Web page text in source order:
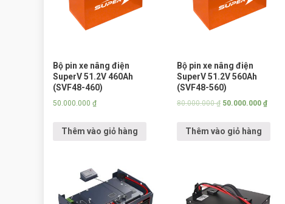
Bộ pin xe nâng điện
SuperV 51.2V 460Ah
(SVF48-460)
50.000.000 ₫
Thêm vào giỏ hàng
Bộ pin xe nâng điện
SuperV 51.2V 560Ah
(SVF48-560)
80.000.000₫ 50.000.000 ₫
Thêm vào giỏ hàng